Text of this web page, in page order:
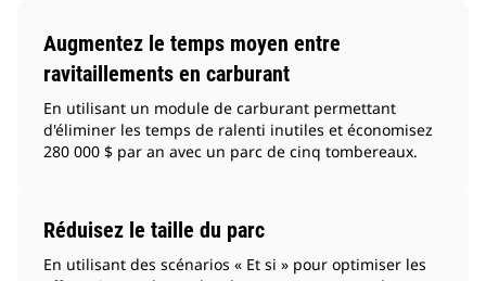
Augmentez le temps moyen entre
ravitaillements en carburant
En utilisant un module de carburant permettant
d'éliminer les temps de ralenti inutiles et économisez
280 000 $ par an avec un parc de cinq tombereaux.
Réduisez le taille du parc
En utilisant des scénarios « Et si » pour optimiser les